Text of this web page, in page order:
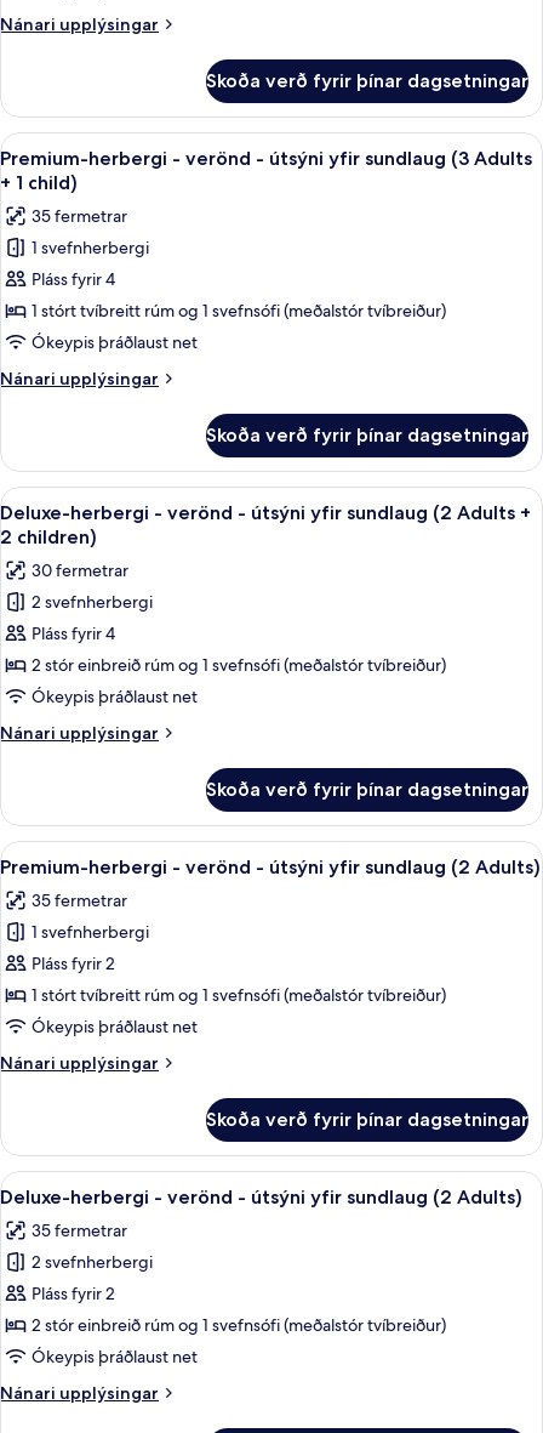
verönd
Nánari upplýsingar
Nánari
með
tvíbreiðu
rúmi
-
borgarsýn
Skoða verð fyrir þínar dagsetningar
Skoða
allar
myndir
fyrir
Premium-
herbergi
-
verönd
-
útsýni
sundlaug
(3
Adults
+
1
child)
Míníbar, skrifborð, myrkratjöld/-
6
Premium-herbergi - verönd - útsýni yfir sundlaug (3 Adults
+ 1 child)
35 fermetrar
1 svefnherbergi
Pláss fyrir 4
1 stórt tvíbreitt rúm og 1 svefnsófi (meðalstór tvíbreiður)
Ókeypis þráðlaust net
Nánari upplýsingar
Nánari
herbergi
verönd
-
yfir
sundlaug
(3
Adults
+
child)
Skoða verð fyrir þínar dagsetningar
Skoða
allar
myndir
fyrir
Deluxe-
herbergi
-
verönd
-
útsýni
sundlaug
(2
Adults
+
2
children)
Míníbar, skrifborð, myrkratjöld/-
5
Deluxe-herbergi - verönd - útsýni yfir sundlaug (2 Adults +
2 children)
30 fermetrar
2 svefnherbergi
Pláss fyrir 4
2 stór einbreið rúm og 1 svefnsófi (meðalstór tvíbreiður)
Ókeypis þráðlaust net
Nánari upplýsingar
Nánari
herbergi
verönd
útsýni
yfir
(2
Adults
children)
Skoða verð fyrir þínar dagsetningar
Skoða
allar
myndir
fyrir
Premium-
herbergi
-
-
sundlaug
(2
Adults)
Míníbar, skrifborð, myrkratjöld/-
5
Premium-herbergi - verönd - útsýni yfir sundlaug (2 Adults)
35 fermetrar
1 svefnherbergi
Pláss fyrir 2
1 stórt tvíbreitt rúm og 1 svefnsófi (meðalstór tvíbreiður)
Ókeypis þráðlaust net
Nánari upplýsingar
Nánari
herbergi
verönd
útsýni
yfir
(2
Adults)
Skoða verð fyrir þínar dagsetningar
Skoða
allar
myndir
fyrir
Deluxe-
herbergi
-
-
Míníbar, skrifborð, myrkratjöld/-
5
Deluxe-herbergi - verönd - útsýni yfir sundlaug (2 Adults)
35 fermetrar
2 svefnherbergi
Pláss fyrir 2
2 stór einbreið rúm og 1 svefnsófi (meðalstór tvíbreiður)
Ókeypis þráðlaust net
Nánari upplýsingar
Nánari